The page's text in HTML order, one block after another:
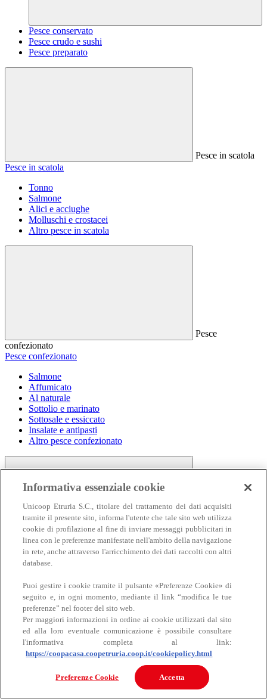
Pesce conservato
Pesce crudo e sushi
Pesce preparato
Pesce in scatola
Pesce in scatola
Tonno
Salmone
Alici e acciughe
Molluschi e crostacei
Altro pesce in scatola
Pesce
confezionato
Pesce confezionato
Salmone
Affumicato
Al naturale
Sottolio e marinato
Sottosale e essiccato
Insalate e antipasti
Altro pesce confezionato
Carne
Carne
Bovino
Informativa essenziale cookie
Unicoop Etruria S.C., titolare del trattamento dei dati acquisiti
tramite il presente sito, informa l'utente che tale sito web utilizza
cookie di profilazione al fine di inviare messaggi pubblicitari in
linea con le preferenze manifestate nell'ambito della navigazione
in rete, anche attraverso l'arricchimento dei dati raccolti con altri
database.
Puoi gestire i cookie tramite il pulsante «Preferenze Cookie» di
seguito e, in ogni momento, mediante il link “modifica le tue
preferenze” nel footer del sito web.
Per maggiori informazioni in ordine ai cookie utilizzati dal sito
ed alla loro eventuale comunicazione è possibile consultare
l'informativa completa al link:
https://coopacasa.coopetruria.coop.it/cookiepolicy.html
Preferenze Cookie Accetta